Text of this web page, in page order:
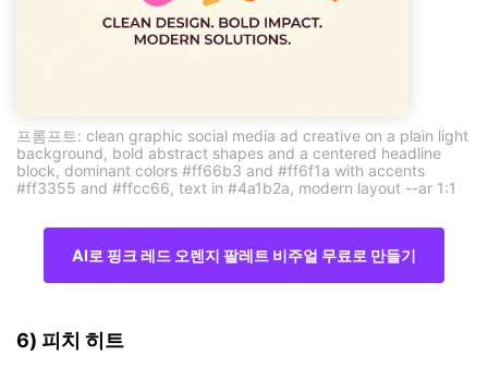
프롬프트: clean graphic social media ad creative on a plain light
background, bold abstract shapes and a centered headline
block, dominant colors #ff66b3 and #ff6f1a with accents
#ff3355 and #ffcc66, text in #4a1b2a, modern layout --ar 1:1
AI로 핑크 레드 오렌지 팔레트 비주얼 무료로 만들기
6) 피치 히트